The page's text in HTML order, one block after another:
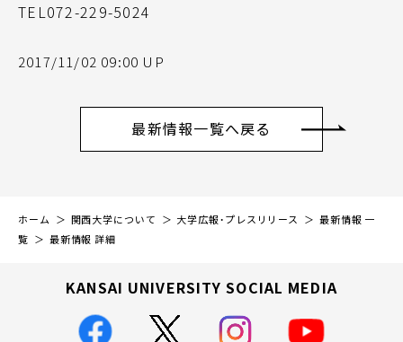
TEL072-229-5024
2017/11/02 09:00 UP
最新情報一覧へ戻る
ホーム 関西大学について 大学広報・プレスリリース
最新情報 一
覧
最新情報 詳細
KANSAI UNIVERSITY SOCIAL MEDIA